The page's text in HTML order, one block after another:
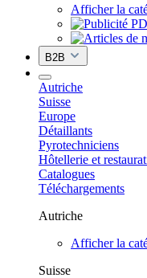
Afficher la
B2B
Autriche
Suisse
Europe
Détaillants
Pyrotechniciens
Hôtellerie et
Catalogues
Téléchargements
Autriche
Afficher la
Suisse